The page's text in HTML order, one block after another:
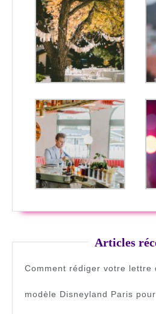
Articles
Comment rédiger votre lettre
modèle Disneyland Paris